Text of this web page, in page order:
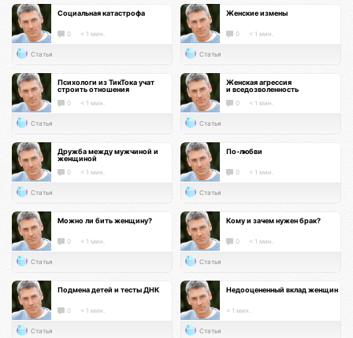
Социальная катастрофа
0 < 1 мин.
Статья
Женские измены
0 < 1 мин.
Статья
Психологи из ТикТока учат
строить отношения
0 < 1 мин.
Статья
Женская агрессия
и вседозволенность
0 < 1 мин.
Статья
Дружба между мужчиной и
женщиной
0 < 1 мин.
Статья
По-любви
0 < 1 мин.
Статья
Можно ли бить женщину?
0 < 1 мин.
Статья
Кому и зачем нужен брак?
0 < 1 мин.
Статья
Подмена детей и тесты ДНК
0 < 1 мин.
Статья
Недооцененный вклад женщин
< 1 мин.
Статья